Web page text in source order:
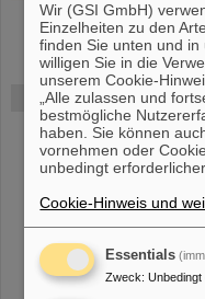
FAIR
Bei GSI entsteht das neue
mehr.
Wir (GSI GmbH)
Einzelheiten zu den
finden Sie unten und
willigen Sie in die
unserem Cookie-
„Alle zulassen und
bestmögliche
haben. Sie können
vornehmen oder
unbedingt
Cookie-Hinweis und
Essentials
Zweck: